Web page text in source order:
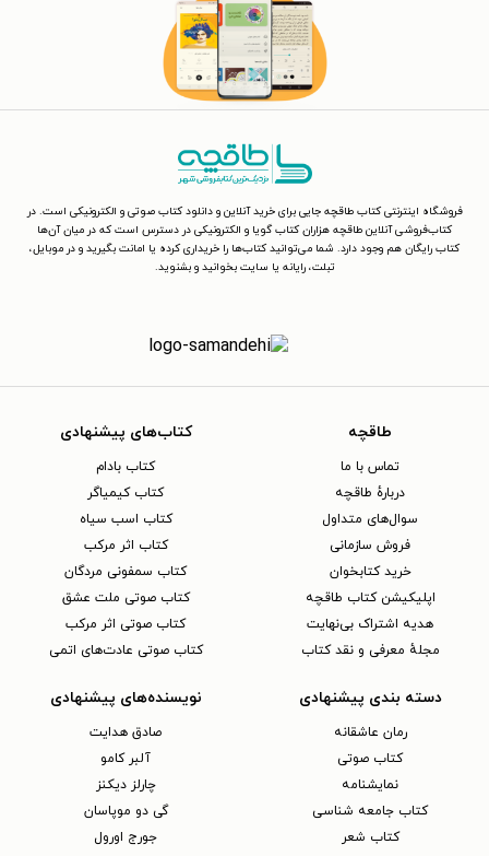
فروشگاه اینترنتی کتاب طاقچه جایی برای خرید آنلاین و دانلود کتاب صوتی و الکترونیکی است. در
کتاب‌فروشی آنلاین طاقچه هزاران کتاب گویا و الکترونیکی در دسترس است که در میان آن‌ها
کتاب رایگان هم وجود دارد. شما می‌توانید کتاب‌ها را خریداری کرده یا امانت بگیرید و در موبایل،
تبلت، رایانه یا سایت بخوانید و بشنوید.
طاقچه
تماس با ما
دربارهٔ طاقچه
سوال‌های متداول
فروش سازمانی
خرید کتابخوان
اپلیکیشن کتاب طاقچه
هدیه اشتراک بی‌نهایت
مجلهٔ معرفی و نقد کتاب
کتاب‌های پیشنهادی
کتاب بادام
کتاب کیمیاگر
کتاب اسب سیاه
کتاب اثر مرکب
کتاب سمفونی مردگان
کتاب صوتی ملت عشق
کتاب صوتی اثر مرکب
کتاب صوتی عادت‌های اتمی
دسته بندی پیشنهادی
رمان عاشقانه
کتاب‌ صوتی
نمایشنامه
کتاب جامعه شناسی
کتاب شعر
نویسنده‌های پیشنهادی
صادق هدایت
آلبر کامو
چارلز دیکنز
گی دو موپاسان
جورج اورول